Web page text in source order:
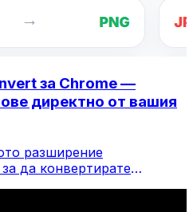
за Chrome —
директно от вашия
разширение
да конвертирате